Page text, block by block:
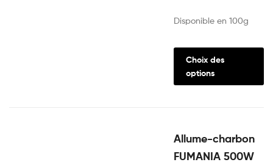
Disponible en 100g
Choix des
options
Allume-charbon
FUMANIA 500W